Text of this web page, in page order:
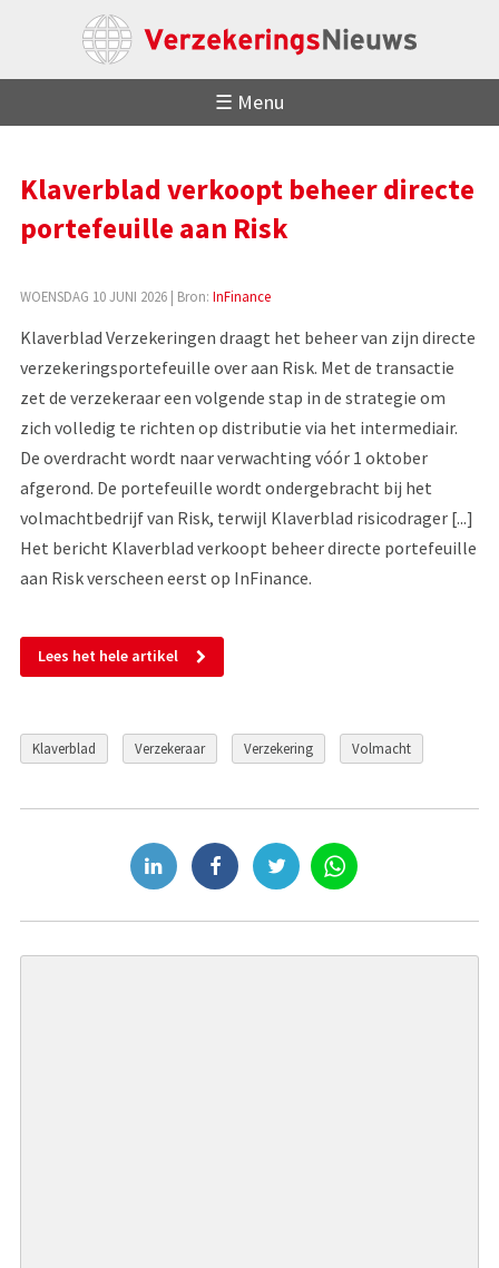
☰ Menu
Klaverblad verkoopt beheer directe
portefeuille aan Risk
WOENSDAG 10 JUNI 2026| Bron: InFinance
Klaverblad Verzekeringen draagt het beheer van zijn directe
verzekeringsportefeuille over aan Risk. Met de transactie
zet de verzekeraar een volgende stap in de strategie om
zich volledig te richten op distributie via het intermediair.
De overdracht wordt naar verwachting vóór 1 oktober
afgerond. De portefeuille wordt ondergebracht bij het
volmachtbedrijf van Risk, terwijl Klaverblad risicodrager [...]
Het bericht Klaverblad verkoopt beheer directe portefeuille
aan Risk verscheen eerst op InFinance.
Lees het hele artikel
Klaverblad Verzekeraar Verzekering Volmacht